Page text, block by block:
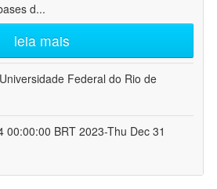
d...
leia mais
Universidade Federal do Rio de
00:00:00 BRT 2023-Thu Dec 31